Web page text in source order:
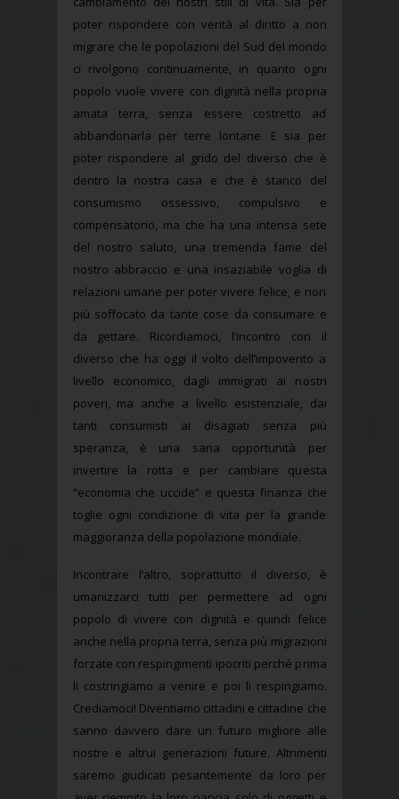
poter rispondere con verità al diritto a non
migrare che le popolazioni del Sud del mondo
ci rivolgono continuamente, in quanto ogni
popolo vuole vivere con dignità nella propria
amata terra, senza essere costretto ad
abbandonarla per terre lontane. E sia per
poter rispondere al grido del diverso che è
dentro la nostra casa e che è stanco del
consumismo ossessivo, compulsivo e
compensatorio, ma che ha una intensa sete
del nostro saluto, una tremenda fame del
nostro abbraccio e una insaziabile voglia di
relazioni umane per poter vivere felice, e non
più soffocato da tante cose da consumare e
da gettare. Ricordiamoci, l’incontro con il
diverso che ha oggi il volto dell’impoverito a
livello economico, dagli immigrati ai nostri
poveri, ma anche a livello esistenziale, dai
tanti consumisti ai disagiati senza più
speranza, è una sana opportunità per
invertire la rotta e per cambiare questa
“economia che uccide” e questa finanza che
toglie ogni condizione di vita per la grande
maggioranza della popolazione mondiale.
Incontrare l’altro, soprattutto il diverso, è
umanizzarci tutti per permettere ad ogni
popolo di vivere con dignità e quindi felice
anche nella propria terra, senza più migrazioni
forzate con respingimenti ipocriti perché prima
li costringiamo a venire e poi li respingiamo.
Crediamoci! Diventiamo cittadini e cittadine che
sanno davvero dare un futuro migliore alle
nostre e altrui generazioni future. Altrimenti
saremo giudicati pesantemente da loro per